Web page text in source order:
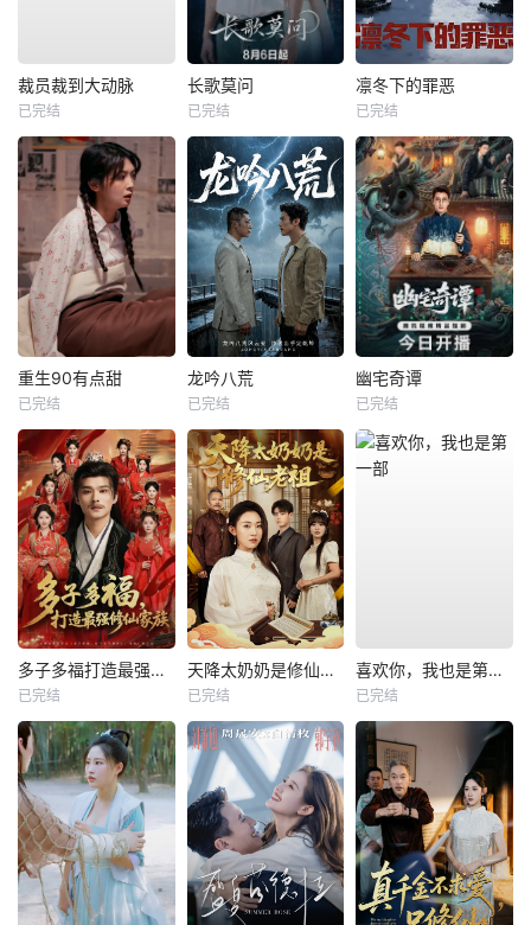
裁员裁到大动脉
已完结
长歌莫问
已完结
凛冬下的罪恶
已完结
重生90有点甜
已完结
龙吟八荒
已完结
幽宅奇谭
已完结
多子多福打造最强修仙家族
已完结
天降太奶奶是修仙老祖
已完结
喜欢你，我也是第一部
已完结